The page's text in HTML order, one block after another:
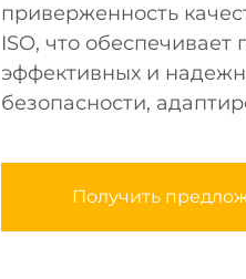
приверженность
ISO, что
эффективных и
безопасности,
Получить